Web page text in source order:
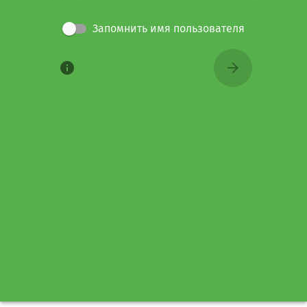
Запомнить имя пользователя
info arrow_forward